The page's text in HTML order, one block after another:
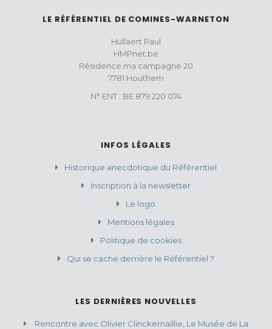
LE RÉFÉRENTIEL DE COMINES-WARNETON
Hullaert Paul
HMPnet.be
Résidence ma campagne 20
7781 Houthem
N° ENT : BE 879 220 074
INFOS LÉGALES
Historique anecdotique du Référentiel
Inscription à la newsletter
Le logo
Mentions légales
Politique de cookies
Qui se cache derrière le Référentiel ?
LES DERNIÈRES NOUVELLES
Rencontre avec Olivier Clinckemaillie, Le Musée de La